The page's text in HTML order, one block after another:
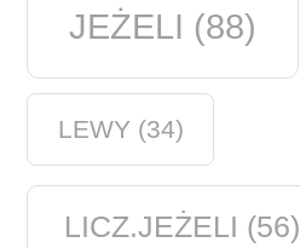
JEŻELI (88)
LEWY (34)
LICZ.JEŻELI (56)